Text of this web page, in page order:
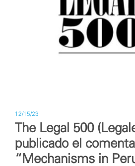
12/15/23
The Legal 500
publicado el
“Mechanisms in